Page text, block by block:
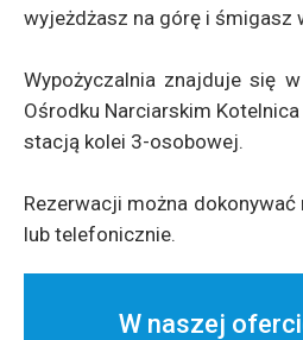
wyjeżdżasz na górę i śmigasz
Wypożyczalnia znajduje się
Ośrodku Narciarskim
stacją kolei 3-osobowej.
Rezerwacji można
lub telefonicznie.
W naszej